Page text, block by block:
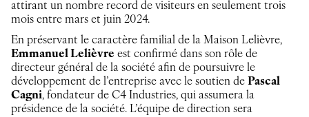
attirant un nombre record de visiteurs en seulement trois
mois entre mars et juin 2024.
En préservant le caractère familial de la Maison Lelièvre,
Emmanuel Lelièvre est confirmé dans son rôle de
directeur général de la société afin de poursuivre le
développement de l’entreprise avec le soutien de Pascal
Cagni, fondateur de C4 Industries, qui assumera la
présidence de la société. L’équipe de direction sera